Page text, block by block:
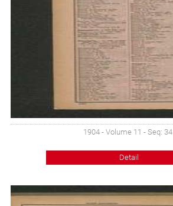
1904 - Volume 11 - Seq: 34
Detail